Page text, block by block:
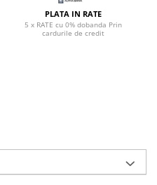
PLATA IN RATE
5 x RATE cu 0% dobanda Prin
cardurile de credit